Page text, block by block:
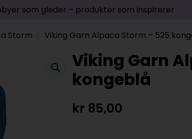
som gleder – produkter som inspirerer
Storm Viking Garn Alpaca Storm – 525
Viking Garn
kongeblå
kr 85,00